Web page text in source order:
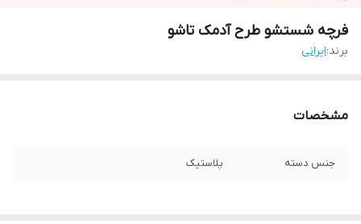
فرچه شستشو طرح آدمک تاشو
برند:ایرانی
مشخصات
جنس دسته پلاستیک